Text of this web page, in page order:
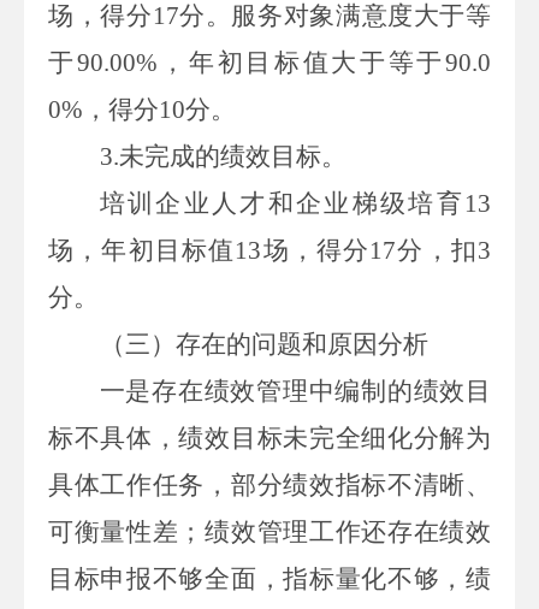
场，得分17分。服务对象满意度大于等
于90.00% ，年初目标值大于等于90.0
0% ，得分10分。
3.未完成的绩效目标。
培训企业人才和企业梯级培育13
场，年初目标值13场，得分17分，扣3
分。
（三） 存在的问题和原因分析
一是存在绩效管理中编制的绩效目
标不具体，绩效目标未完全细化分解为
具体工作任务，部分绩效指标不清晰、
可衡量性差； 绩效管理工作还存在绩效
目标申报不够全面，指标量化不够，绩